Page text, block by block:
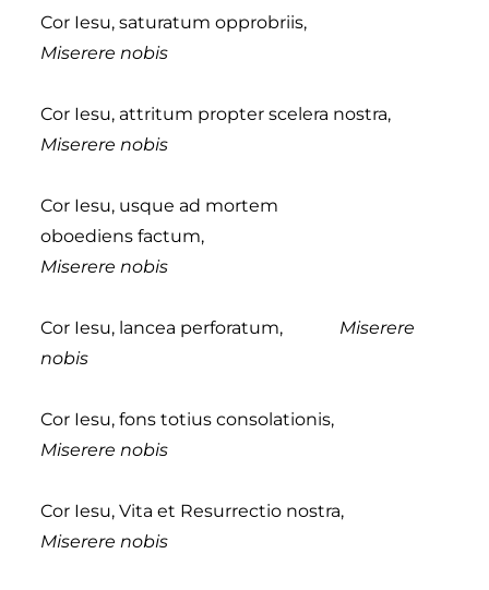
Cor Iesu, saturatum opprobriis,
Miserere nobis
Cor Iesu, attritum propter scelera nostra,
Miserere nobis
Cor Iesu, usque ad mortem
oboediens factum,
Miserere nobis
Cor Iesu, lancea perforatum, Miserere
nobis
Cor Iesu, fons totius consolationis,
Miserere nobis
Cor Iesu, Vita et Resurrectio nostra,
Miserere nobis